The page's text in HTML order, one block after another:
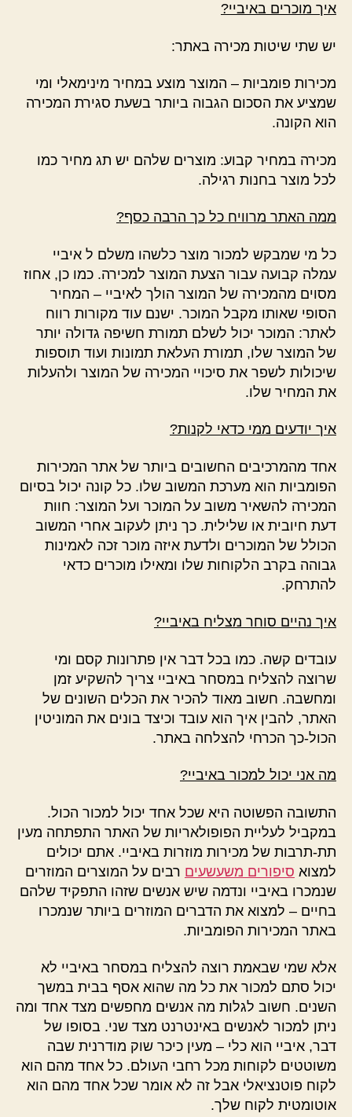
איך מוכרים באיביי?
יש שתי שיטות מכירה באתר:
מכירות פומביות – המוצר מוצע במחיר מינימאלי ומי
שמציע את הסכום הגבוה ביותר בשעת סגירת המכירה
הוא הקונה.
מכירה במחיר קבוע: מוצרים שלהם יש תג מחיר כמו
לכל מוצר בחנות רגילה.
ממה האתר מרוויח כל כך הרבה כסף?
כל מי שמבקש למכור מוצר כלשהו משלם ל איביי
עמלה קבועה עבור הצעת המוצר למכירה. כמו כן, אחוז
מסוים מהמכירה של המוצר הולך לאיביי – המחיר
הסופי שאותו מקבל המוכר. ישנם עוד מקורות רווח
לאתר: המוכר יכול לשלם תמורת חשיפה גדולה יותר
של המוצר שלו, תמורת העלאת תמונות ועוד תוספות
שיכולות לשפר את סיכויי המכירה של המוצר ולהעלות
את המחיר שלו.
איך יודעים ממי כדאי לקנות?
אחד מהמרכיבים החשובים ביותר של אתר המכירות
הפומביות הוא מערכת המשוב שלו. כל קונה יכול בסיום
המכירה להשאיר משוב על המוכר ועל המוצר: חוות
דעת חיובית או שלילית. כך ניתן לעקוב אחרי המשוב
הכולל של המוכרים ולדעת איזה מוכר זכה לאמינות
גבוהה בקרב הלקוחות שלו ומאילו מוכרים כדאי
להתרחק.
איך נהיים סוחר מצליח באיביי?
עובדים קשה. כמו בכל דבר אין פתרונות קסם ומי
שרוצה להצליח במסחר באיביי צריך להשקיע זמן
ומחשבה. חשוב מאוד להכיר את הכלים השונים של
האתר, להבין איך הוא עובד וכיצד בונים את המוניטין
הכול-כך הכרחי להצלחה באתר.
מה אני יכול למכור באיביי?
התשובה הפשוטה היא שכל אחד יכול למכור הכול.
במקביל לעליית הפופולאריות של האתר התפתחה מעין
תת-תרבות של מכירות מוזרות באיביי. אתם יכולים
למצוא סיפורים משעשעים רבים על המוצרים המוזרים
שנמכרו באיביי ונדמה שיש אנשים שזהו התפקיד שלהם
בחיים – למצוא את הדברים המוזרים ביותר שנמכרו
באתר המכירות הפומביות.
אלא שמי שבאמת רוצה להצליח במסחר באיביי לא
יכול סתם למכור את כל מה שהוא אסף בבית במשך
השנים. חשוב לגלות מה אנשים מחפשים מצד אחד ומה
ניתן למכור לאנשים באינטרנט מצד שני. בסופו של
דבר, איביי הוא כלי – מעין כיכר שוק מודרנית שבה
משוטטים לקוחות מכל רחבי העולם. כל אחד מהם הוא
לקוח פוטנציאלי אבל זה לא אומר שכל אחד מהם הוא
אוטומטית לקוח שלך.